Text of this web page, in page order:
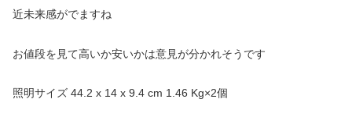
近未来感がでますね
お値段を見て高いか安いかは意見が分かれそうです
照明サイズ 44.2 x 14 x 9.4 cm 1.46 Kg×2個